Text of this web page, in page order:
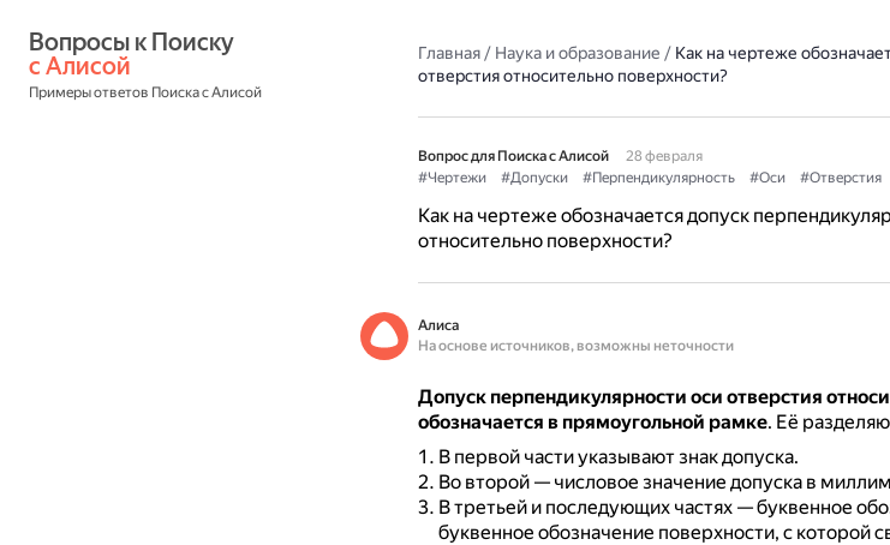
с Алисой
Примеры ответов Поиска с Алисой
Главная/ Наука и образование / Как на чертеже
отверстия относительно поверхности?
Вопрос для Поиска с Алисой
28 февраля
#Чертежи
#Допуски #Перпендикулярность #Оси #Отверстия
Как на чертеже обозначается допуск
относительно поверхности?
Алиса
На основе источников, возможны неточности
Допуск перпендикулярности оси отверстия
обозначается в прямоугольной рамке. Её
В первой части указывают знак допуска.
Во второй — числовое значение допуска в
В третьей и последующих частях — буквенное
буквенное обозначение поверхности, с которой